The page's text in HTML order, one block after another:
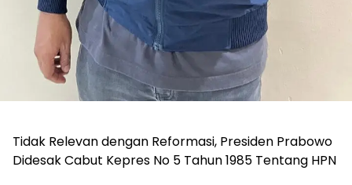
Tidak Relevan dengan Reformasi, Presiden Prabowo
Didesak Cabut Kepres No 5 Tahun 1985 Tentang HPN